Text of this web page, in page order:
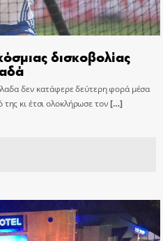
δισκοβολίας
δεν κατάφερε δεύτερη φορά μέσα
κι έτσι ολοκλήρωσε τον[…]